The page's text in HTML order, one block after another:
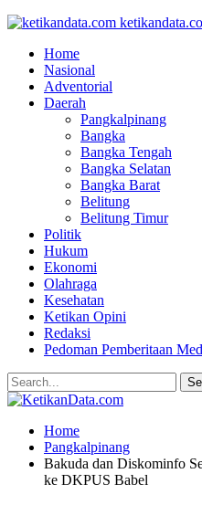
Home
Nasional
Adventorial
Daerah
Pangkalpinang
Bangka
Bangka Tengah
Bangka Selatan
Bangka Barat
Belitung
Belitung Timur
Politik
Hukum
Ekonomi
Olahraga
Kesehatan
Ketikan Opini
Redaksi
Pedoman Pemberitaan
Home
Pangkalpinang
Bakuda dan Diskominfo
ke DKPUS Babel